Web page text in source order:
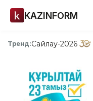
KAZINFORM
Тренд:Сайлау-2026